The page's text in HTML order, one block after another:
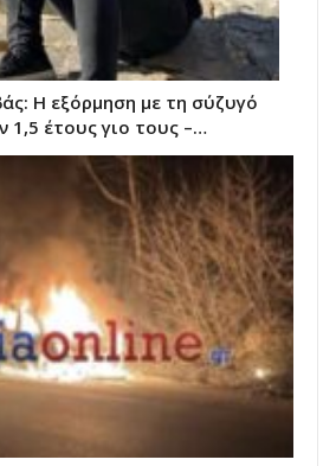
Η εξόρμηση με τη σύζυγό
1,5 έτους γιο τους –…